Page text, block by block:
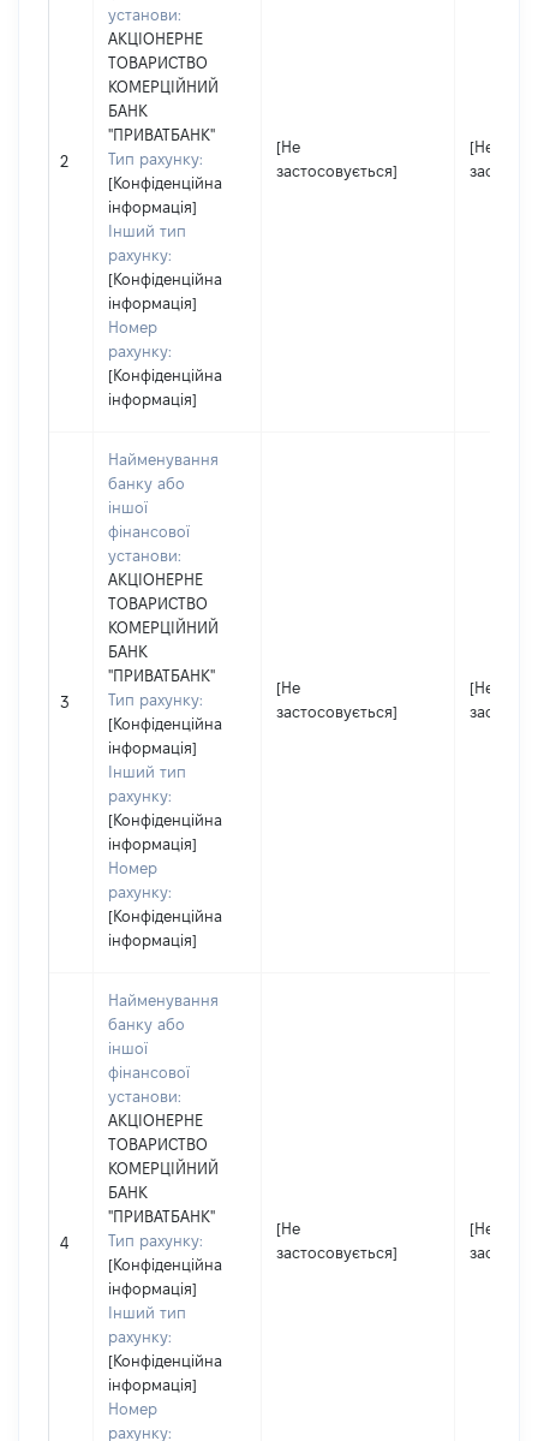
2
установи:
АКЦІОНЕРНЕ
ТОВАРИСТВО
КОМЕРЦІЙНИЙ
БАНК
"ПРИВАТБАНК"
Тип рахунку:
[Конфіденційна
інформація]
Інший тип
рахунку:
[Конфіденційна
інформація]
Номер
рахунку:
[Конфіденційна
інформація]
[Не
застосовується]
[Не
3
Найменування
банку або
іншої
фінансової
установи:
АКЦІОНЕРНЕ
ТОВАРИСТВО
КОМЕРЦІЙНИЙ
БАНК
"ПРИВАТБАНК"
Тип рахунку:
[Конфіденційна
інформація]
Інший тип
рахунку:
[Конфіденційна
інформація]
Номер
рахунку:
[Конфіденційна
інформація]
[Не
застосовується]
[Не
4
Найменування
банку або
іншої
фінансової
установи:
АКЦІОНЕРНЕ
ТОВАРИСТВО
КОМЕРЦІЙНИЙ
БАНК
"ПРИВАТБАНК"
Тип рахунку:
[Конфіденційна
інформація]
Інший тип
рахунку:
[Конфіденційна
інформація]
Номер
рахунку:
[Не
застосовується]
[Не